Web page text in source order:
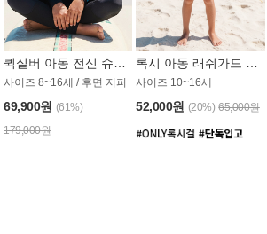
사이즈 8~16세 / 후면 지퍼
69,900원 (61%)
179,000원
사이즈 10~16세
52,000원 (20%) 65,000원